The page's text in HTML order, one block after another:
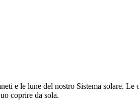
e le lune del nostro Sistema solare.
coprire da sola.